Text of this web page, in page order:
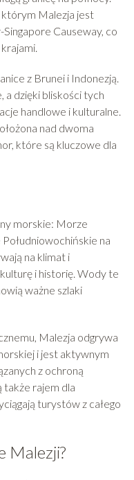
którym Malezja jest
Causeway, co
z Brunei i Indonezją.
a dzięki bliskości tych
handlowe i kulturalne.
nad dwoma
które są kluczowe dla
morskie: Morze
na
na klimat i
i historię. Wody te
ważne szlaki
Malezja odgrywa
i jest aktywnym
z ochroną
także rajem dla
turystów z całego
Malezji?